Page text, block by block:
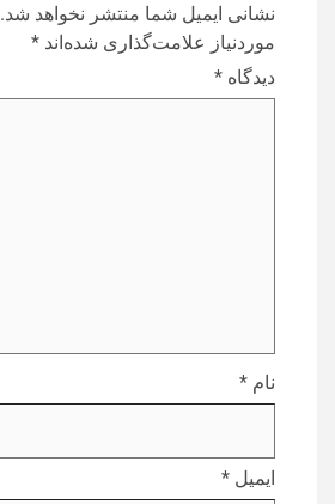
نشانی ایمیل شما منتشر نخواهد شد.
موردنیاز علامت‌گذاری شده‌اند *
دیدگاه *
نام *
ایمیل *